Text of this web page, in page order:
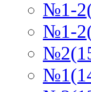
№1-
№1-